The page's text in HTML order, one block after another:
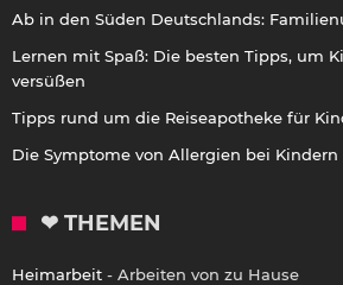
Ab in den Süden Deutschlands:
Lernen mit Spaß: Die besten Tipps, um
versüßen
Tipps rund um die Reiseapotheke für
Die Symptome von Allergien bei Kindern
❤ THEMEN
Heimarbeit - Arbeiten von zu Hause